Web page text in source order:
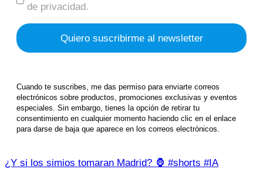
de privacidad.
Cuando te suscribes, me das permiso para enviarte correos
electrónicos sobre productos, promociones exclusivas y eventos
especiales. Sin embargo, tienes la opción de retirar tu
consentimiento en cualquier momento haciendo clic en el enlace
para darse de baja que aparece en los correos electrónicos.
¿Y si los simios tomaran Madrid? 🦍 #shorts #IA